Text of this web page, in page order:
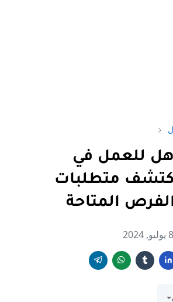
للعمل في
اكتشف متطلبات
المتاحة
8 يوليو, 2024